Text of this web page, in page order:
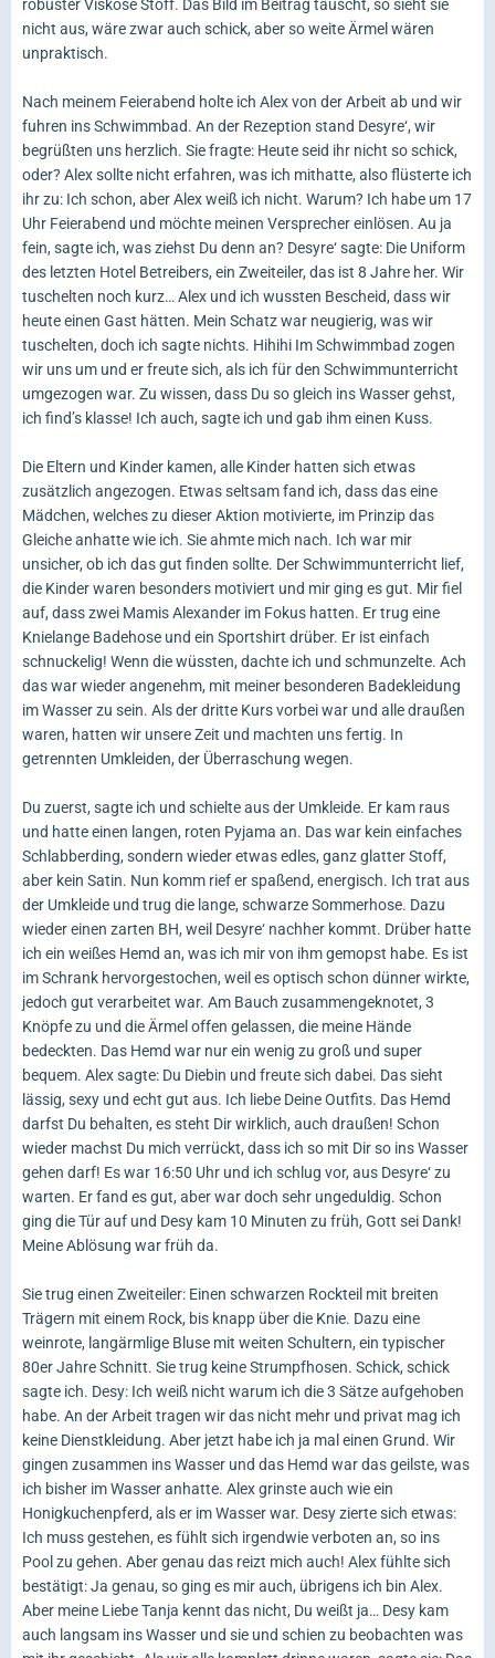
robuster Viskose Stoff. Das Bild im Beitrag täuscht, so sieht sie
nicht aus, wäre zwar auch schick, aber so weite Ärmel wären
unpraktisch.
Nach meinem Feierabend holte ich Alex von der Arbeit ab und wir
fuhren ins Schwimmbad. An der Rezeption stand Desyre‘, wir
begrüßten uns herzlich. Sie fragte: Heute seid ihr nicht so schick,
oder? Alex sollte nicht erfahren, was ich mithatte, also flüsterte ich
ihr zu: Ich schon, aber Alex weiß ich nicht. Warum? Ich habe um 17
Uhr Feierabend und möchte meinen Versprecher einlösen. Au ja
fein, sagte ich, was ziehst Du denn an? Desyre‘ sagte: Die Uniform
des letzten Hotel Betreibers, ein Zweiteiler, das ist 8 Jahre her. Wir
tuschelten noch kurz… Alex und ich wussten Bescheid, dass wir
heute einen Gast hätten. Mein Schatz war neugierig, was wir
tuschelten, doch ich sagte nichts. Hihihi Im Schwimmbad zogen
wir uns um und er freute sich, als ich für den Schwimmunterricht
umgezogen war. Zu wissen, dass Du so gleich ins Wasser gehst,
ich find’s klasse! Ich auch, sagte ich und gab ihm einen Kuss.
Die Eltern und Kinder kamen, alle Kinder hatten sich etwas
zusätzlich angezogen. Etwas seltsam fand ich, dass das eine
Mädchen, welches zu dieser Aktion motivierte, im Prinzip das
Gleiche anhatte wie ich. Sie ahmte mich nach. Ich war mir
unsicher, ob ich das gut finden sollte. Der Schwimmunterricht lief,
die Kinder waren besonders motiviert und mir ging es gut. Mir fiel
auf, dass zwei Mamis Alexander im Fokus hatten. Er trug eine
Knielange Badehose und ein Sportshirt drüber. Er ist einfach
schnuckelig! Wenn die wüssten, dachte ich und schmunzelte. Ach
das war wieder angenehm, mit meiner besonderen Badekleidung
im Wasser zu sein. Als der dritte Kurs vorbei war und alle draußen
waren, hatten wir unsere Zeit und machten uns fertig. In
getrennten Umkleiden, der Überraschung wegen.
Du zuerst, sagte ich und schielte aus der Umkleide. Er kam raus
und hatte einen langen, roten Pyjama an. Das war kein einfaches
Schlabberding, sondern wieder etwas edles, ganz glatter Stoff,
aber kein Satin. Nun komm rief er spaßend, energisch. Ich trat aus
der Umkleide und trug die lange, schwarze Sommerhose. Dazu
wieder einen zarten BH, weil Desyre‘ nachher kommt. Drüber hatte
ich ein weißes Hemd an, was ich mir von ihm gemopst habe. Es ist
im Schrank hervorgestochen, weil es optisch schon dünner wirkte,
jedoch gut verarbeitet war. Am Bauch zusammengeknotet, 3
Knöpfe zu und die Ärmel offen gelassen, die meine Hände
bedeckten. Das Hemd war nur ein wenig zu groß und super
bequem. Alex sagte: Du Diebin und freute sich dabei. Das sieht
lässig, sexy und echt gut aus. Ich liebe Deine Outfits. Das Hemd
darfst Du behalten, es steht Dir wirklich, auch draußen! Schon
wieder machst Du mich verrückt, dass ich so mit Dir so ins Wasser
gehen darf! Es war 16:50 Uhr und ich schlug vor, aus Desyre‘ zu
warten. Er fand es gut, aber war doch sehr ungeduldig. Schon
ging die Tür auf und Desy kam 10 Minuten zu früh, Gott sei Dank!
Meine Ablösung war früh da.
Sie trug einen Zweiteiler: Einen schwarzen Rockteil mit breiten
Trägern mit einem Rock, bis knapp über die Knie. Dazu eine
weinrote, langärmlige Bluse mit weiten Schultern, ein typischer
80er Jahre Schnitt. Sie trug keine Strumpfhosen. Schick, schick
sagte ich. Desy: Ich weiß nicht warum ich die 3 Sätze aufgehoben
habe. An der Arbeit tragen wir das nicht mehr und privat mag ich
keine Dienstkleidung. Aber jetzt habe ich ja mal einen Grund. Wir
gingen zusammen ins Wasser und das Hemd war das geilste, was
ich bisher im Wasser anhatte. Alex grinste auch wie ein
Honigkuchenpferd, als er im Wasser war. Desy zierte sich etwas:
Ich muss gestehen, es fühlt sich irgendwie verboten an, so ins
Pool zu gehen. Aber genau das reizt mich auch! Alex fühlte sich
bestätigt: Ja genau, so ging es mir auch, übrigens ich bin Alex.
Aber meine Liebe Tanja kennt das nicht, Du weißt ja… Desy kam
auch langsam ins Wasser und sie und schien zu beobachten was